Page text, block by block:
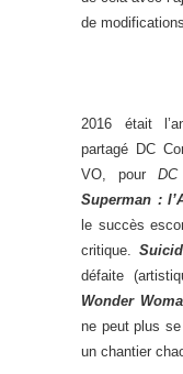
de
2016 était
partagé DC
VO, pour
Superman :
le succès
critique.
défaite
Wonder
ne peut plus
un chantier